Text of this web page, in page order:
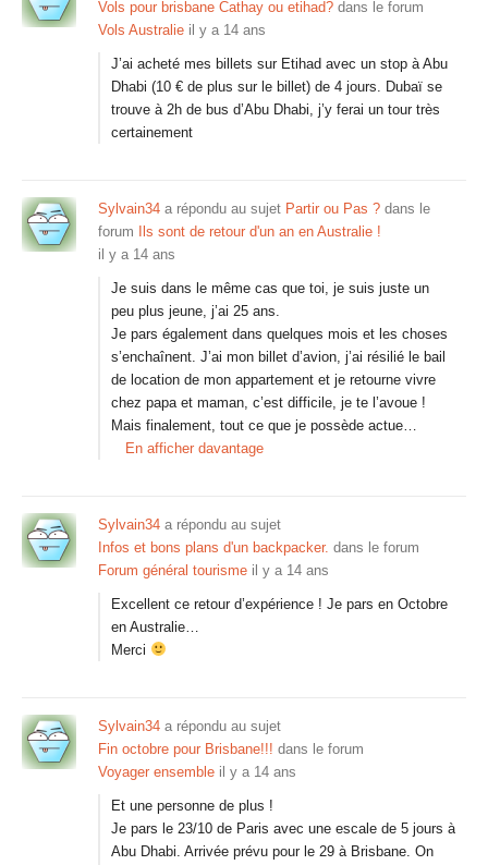
Vols pour brisbane Cathay ou etihad? dans le forum
Vols Australie il y a 14 ans
J’ai acheté mes billets sur Etihad avec un stop à Abu
Dhabi (10 € de plus sur le billet) de 4 jours. Dubaï se
trouve à 2h de bus d’Abu Dhabi, j’y ferai un tour très
certainement
Sylvain34 a répondu au sujet Partir ou Pas ? dans le
forum
Ils sont de retour d'un an en Australie !
il y a 14 ans
Je suis dans le même cas que toi, je suis juste un
peu plus jeune, j’ai 25 ans.
Je pars également dans quelques mois et les choses
s’enchaînent. J’ai mon billet d’avion, j’ai résilié le bail
de location de mon appartement et je retourne vivre
chez papa et maman, c’est difficile, je te l’avoue !
Mais finalement, tout ce que je possède actue…
En afficher davantage
Sylvain34 a répondu au sujet
Infos et bons plans d'un backpacker. dans le forum
Forum général tourisme il y a 14 ans
Excellent ce retour d’expérience ! Je pars en Octobre
en Australie…
Merci
Sylvain34 a répondu au sujet
Fin octobre pour Brisbane!!! dans le forum
Voyager ensemble il y a 14 ans
Et une personne de plus !
Je pars le 23/10 de Paris avec une escale de 5 jours à
Abu Dhabi. Arrivée prévu pour le 29 à Brisbane. On